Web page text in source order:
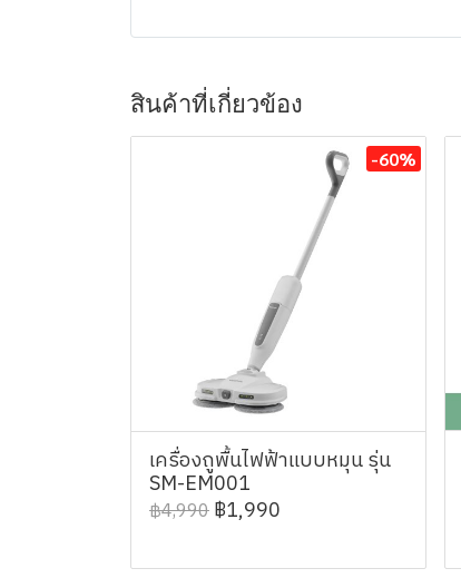
สินค้าที่เกี่ยวข้อง
-60%
เครื่องถูพื้นไฟฟ้าแบบหมุน รุ่น
SM-EM001
฿4,990฿1,990